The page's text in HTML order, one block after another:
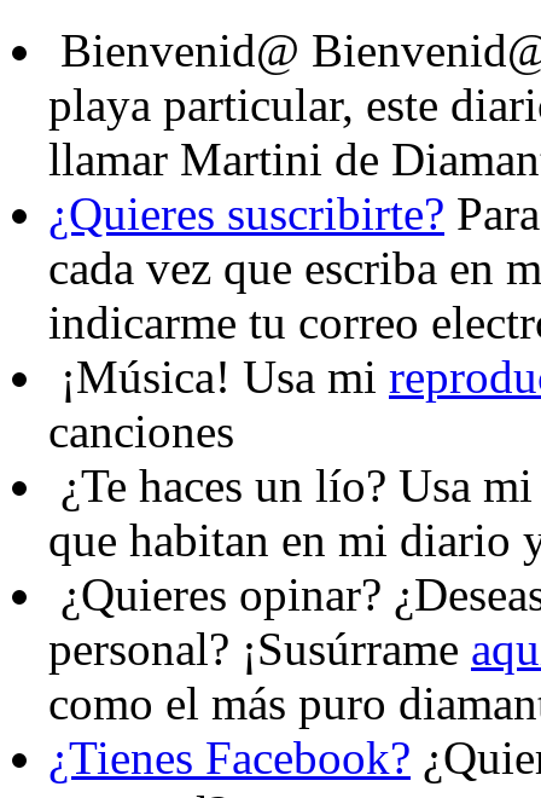
Bienvenid@
playa particular, este
llamar Martini de
¿Quieres suscribirte?
cada vez que escriba en
indicarme tu correo
¡Música! Usa mi
canciones
¿Te haces un lío? Usa
que habitan en mi diario
¿Quieres opinar?
personal? ¡Susúrrame
como el más puro
¿Tienes Facebook?